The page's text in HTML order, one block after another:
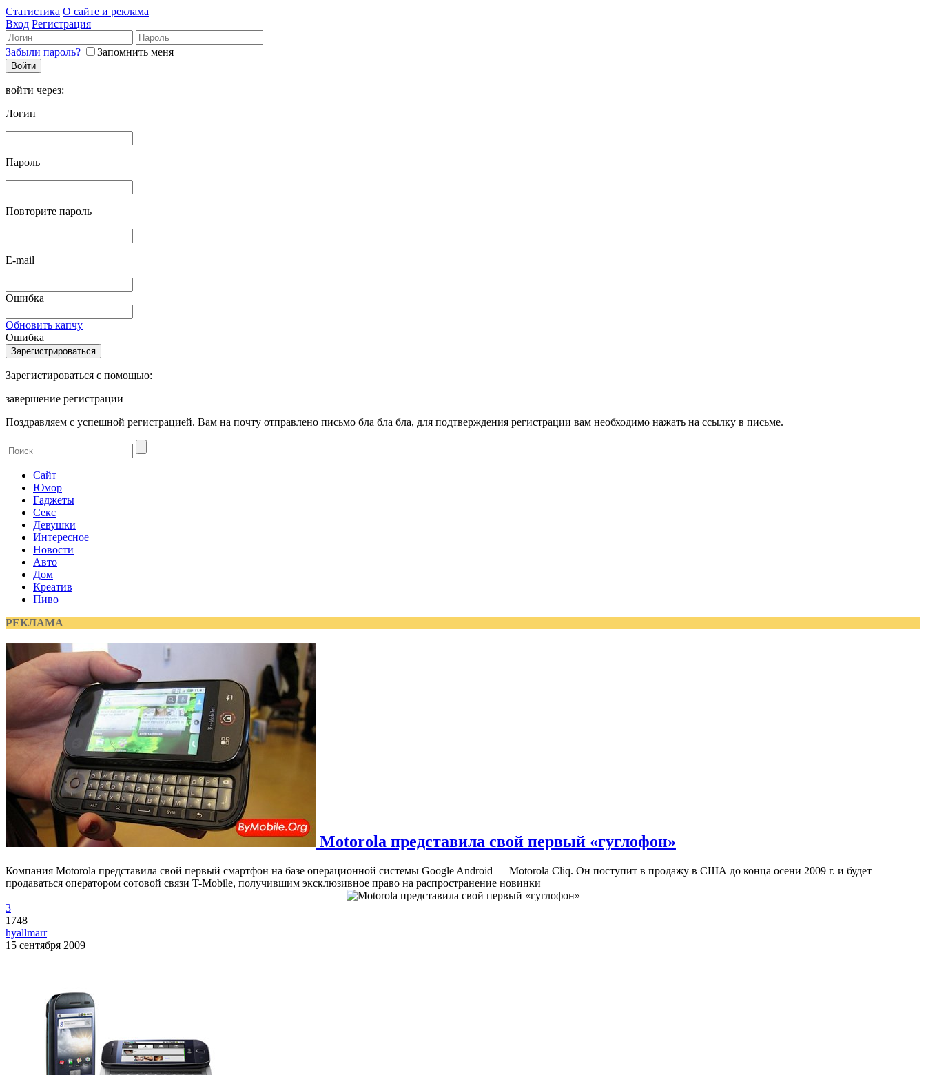
Статистика О сайте и реклама
Вход Регистрация
Забыли пароль? Запомнить меня
войти через:
Логин
Пароль
Повторите пароль
E-mail
Ошибка
Обновить капчу
Ошибка
Зарегистироваться с помощью:
завершение регистрации
Поздравляем с успешной регистрацией. Вам на почту отправлено письмо бла бла бла, для подтверждения регистрации вам необходимо нажать на ссылку в письме.
Сайт
Юмор
Гаджеты
Секс
Девушки
Интересное
Новости
Авто
Дом
Креатив
Пиво
РЕКЛАМА
Motorola представила свой первый «гуглофон»
Компания Motorola представила свой первый смартфон на базе операционной системы Google Android — Motorola Cliq. Он поступит в продажу в США до конца осени 2009 г. и будет
продаваться оператором сотовой связи T-Mobile, получившим эксклюзивное право на распространение новинки
3
1748
hyallmarr
15 сентября 2009